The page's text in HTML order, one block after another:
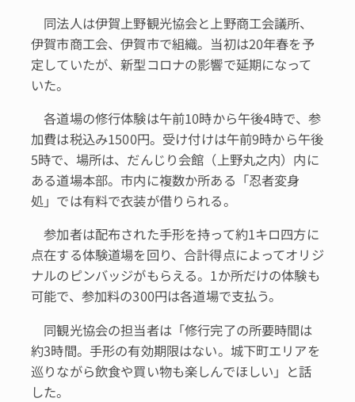
同法人は伊賀上野観光協会と上野商工会議所、
伊賀市商工会、伊賀市で組織。当初は20年春を予
定していたが、新型コロナの影響で延期になって
いた。
各道場の修行体験は午前10時から午後4時で、参
加費は税込み1500円。受け付けは午前9時から午後
5時で、場所は、だんじり会館（上野丸之内）内に
ある道場本部。市内に複数か所ある「忍者変身
処」では有料で衣装が借りられる。
参加者は配布された手形を持って約1キロ四方に
点在する体験道場を回り、合計得点によってオリジ
ナルのピンバッジがもらえる。1か所だけの体験も
可能で、参加料の300円は各道場で支払う。
同観光協会の担当者は「修行完了の所要時間は
約3時間。手形の有効期限はない。城下町エリアを
巡りながら飲食や買い物も楽しんでほしい」と話
した。